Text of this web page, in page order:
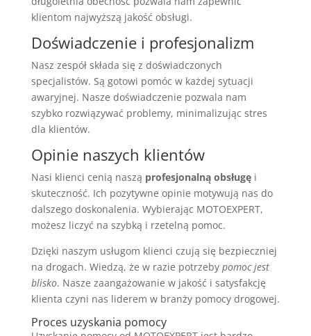
klientom najwyższą jakość obsługi.
Doświadczenie i profesjonalizm
Nasz zespół składa się z doświadczonych
specjalistów. Są gotowi pomóc w każdej sytuacji
awaryjnej. Nasze doświadczenie pozwala nam
szybko rozwiązywać problemy, minimalizując stres
dla klientów.
Opinie naszych klientów
Nasi klienci cenią naszą profesjonalną obsługęi
skuteczność. Ich pozytywne opinie motywują nas do
dalszego doskonalenia. Wybierając MOTOEXPERT,
możesz liczyć na szybką i rzetelną pomoc.
Dzięki naszym usługom klienci czują się bezpieczniej
na drogach. Wiedzą, że w razie potrzeby pomoc jest
blisko. Nasze zaangażowanie w jakość i satysfakcję
klienta czyni nas liderem w branży pomocy drogowej.
Proces uzyskania pomocy